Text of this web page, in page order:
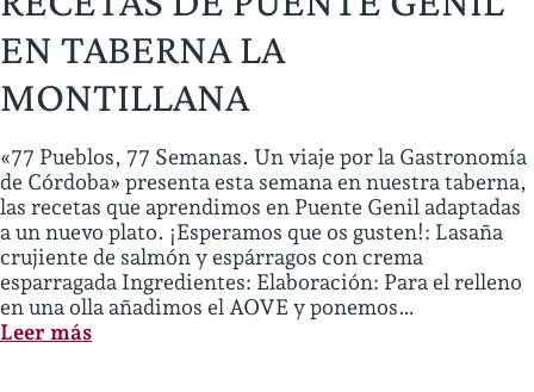
MORILES
EN TABERNA LA
MONTILLANA
«77 Pueblos, 77 Semanas. Un viaje por la Gastronomía
de Córdoba» presenta esta semana en nuestra taberna,
las recetas que aprendimos en Puente Genil adaptadas
a un nuevo plato. ¡Esperamos que os gusten!: Lasaña
crujiente de salmón y espárragos con crema
esparragada Ingredientes: Elaboración: Para el relleno
en una olla añadimos el AOVE y ponemos…
Leer más: